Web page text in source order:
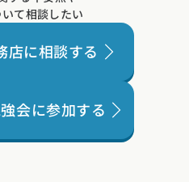
て相談したい
店に相談する
会に参加する